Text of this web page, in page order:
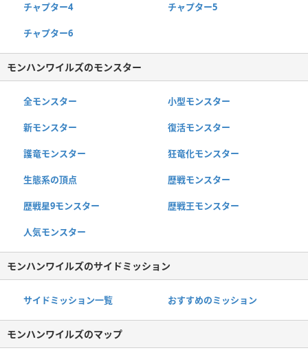
チャプター4 チャプター5
チャプター6
モンハンワイルズのモンスター
全モンスター 小型モンスター
新モンスター 復活モンスター
護竜モンスター 狂竜化モンスター
生態系の頂点 歴戦モンスター
歴戦星9モンスター 歴戦王モンスター
人気モンスター
モンハンワイルズのサイドミッション
サイドミッション一覧 おすすめのミッション
モンハンワイルズのマップ